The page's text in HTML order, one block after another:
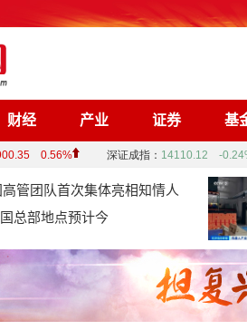
财经 产业 证券 基
娱乐
综合
高管团队首次集体亮相知情人
总部地点预计今